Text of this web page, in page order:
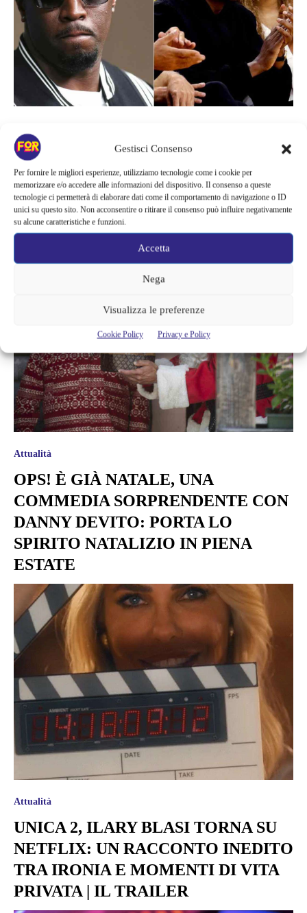
Gestisci Consenso
Per fornire le migliori esperienze, utilizziamo tecnologie come i cookie per
memorizzare e/o accedere alle informazioni del dispositivo. Il consenso a queste
tecnologie ci permetterà di elaborare dati come il comportamento di navigazione o ID
unici su questo sito. Non acconsentire o ritirare il consenso può influire negativamente
su alcune caratteristiche e funzioni.
Accetta
Nega
Visualizza le preferenze
Cookie Policy Privacy e Policy
JAY-Z E SEAN ‘DIDDY’ COMBS
ACCUSATI DI ABUSI SU
MINORENNE: UNA BUFERA CHE
COINVOLGE ANCHE BEYONCÉ
Attualità
OPS! È GIÀ NATALE, UNA
COMMEDIA SORPRENDENTE CON
DANNY DEVITO: PORTA LO
SPIRITO NATALIZIO IN PIENA
ESTATE
Attualità
UNICA 2, ILARY BLASI TORNA SU
NETFLIX: UN RACCONTO INEDITO
TRA IRONIA E MOMENTI DI VITA
PRIVATA | IL TRAILER